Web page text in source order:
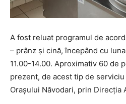
A fost reluat programul de
– prânz și cină, începând cu
11.00-14.00. Aproximativ 60 de
prezent, de acest tip de
Orașului Năvodari, prin Direcția